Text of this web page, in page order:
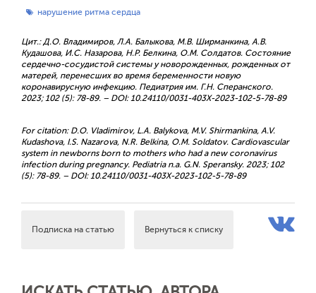
нарушение ритма сердца
Цит.: Д.О. Владимиров, Л.А. Балыкова, М.В. Ширманкина, А.В.
Кудашова, И.С. Назарова, Н.Р. Белкина, О.М. Солдатов. Состояние
сердечно-сосудистой системы у новорожденных, рожденных от
матерей, перенесших во время беременности новую
коронавирусную инфекцию. Педиатрия им. Г.Н. Сперанского.
2023; 102 (5): 78-89. – DOI: 10.24110/0031-403X-2023-102-5-78-89
For citation: D.O. Vladimirov, L.A. Balykova, M.V. Shirmankina, A.V.
Kudashova, I.S. Nazarova, N.R. Belkina, O.M. Soldatov. Cardiovascular
system in newborns born to mothers who had a new coronavirus
infection during pregnancy. Pediatria n.a. G.N. Speransky. 2023; 102
(5): 78-89. – DOI: 10.24110/0031-403X-2023-102-5-78-89
Подписка на статью Вернуться к списку